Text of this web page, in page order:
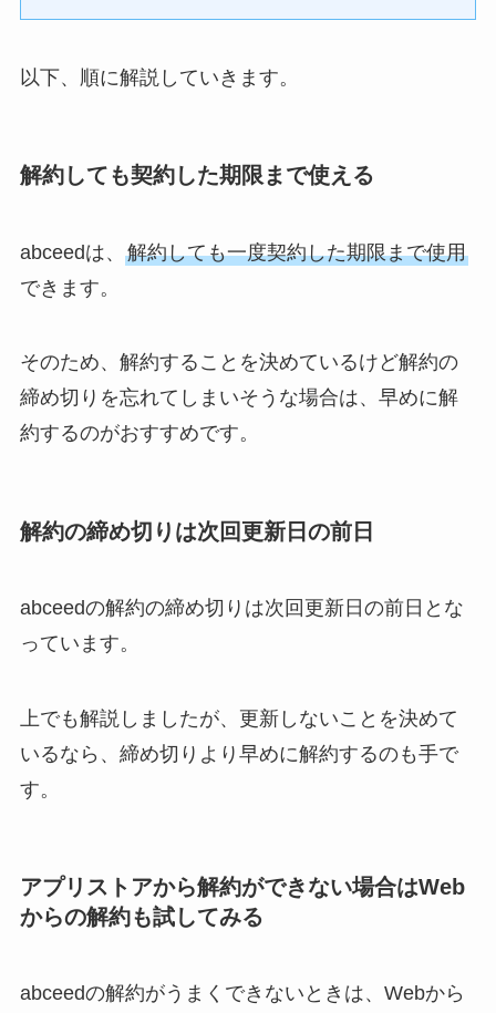
以下、順に解説していきます。
解約しても契約した期限まで使える
abceedは、 解約しても一度契約した期限まで使用
できます。
そのため、解約することを決めているけど解約の
締め切りを忘れてしまいそうな場合は、早めに解
約するのがおすすめです。
解約の締め切りは次回更新日の前日
abceedの解約の締め切りは次回更新日の前日とな
っています。
上でも解説しましたが、更新しないことを決めて
いるなら、締め切りより早めに解約するのも手で
す。
アプリストアから解約ができない場合はWeb
からの解約も試してみる
abceedの解約がうまくできないときは、Webから